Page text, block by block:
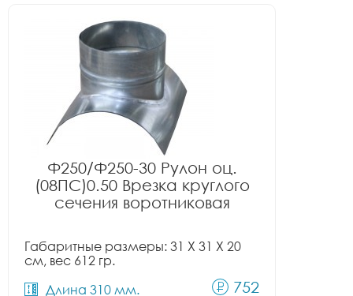
Ф250/Ф250-30 Рулон оц.
(08ПС)0.50 Врезка круглого
сечения воротниковая
Габаритные размеры: 31 X 31 X 20
см, вес 612 гр.
Длина 310 мм.
752